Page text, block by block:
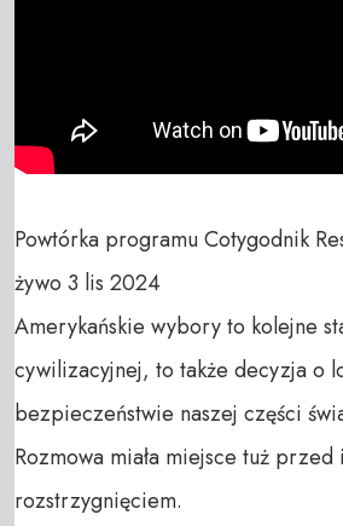
Powtórka programu Cotygodnik
żywo 3 lis 2024
Amerykańskie wybory to kolejne
cywilizacyjnej, to także decyzja o
bezpieczeństwie naszej części
Rozmowa miała miejsce tuż przed
rozstrzygnięciem.